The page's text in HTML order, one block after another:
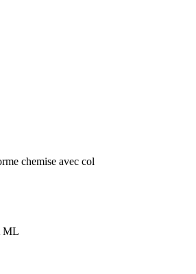
chemise avec col
ML